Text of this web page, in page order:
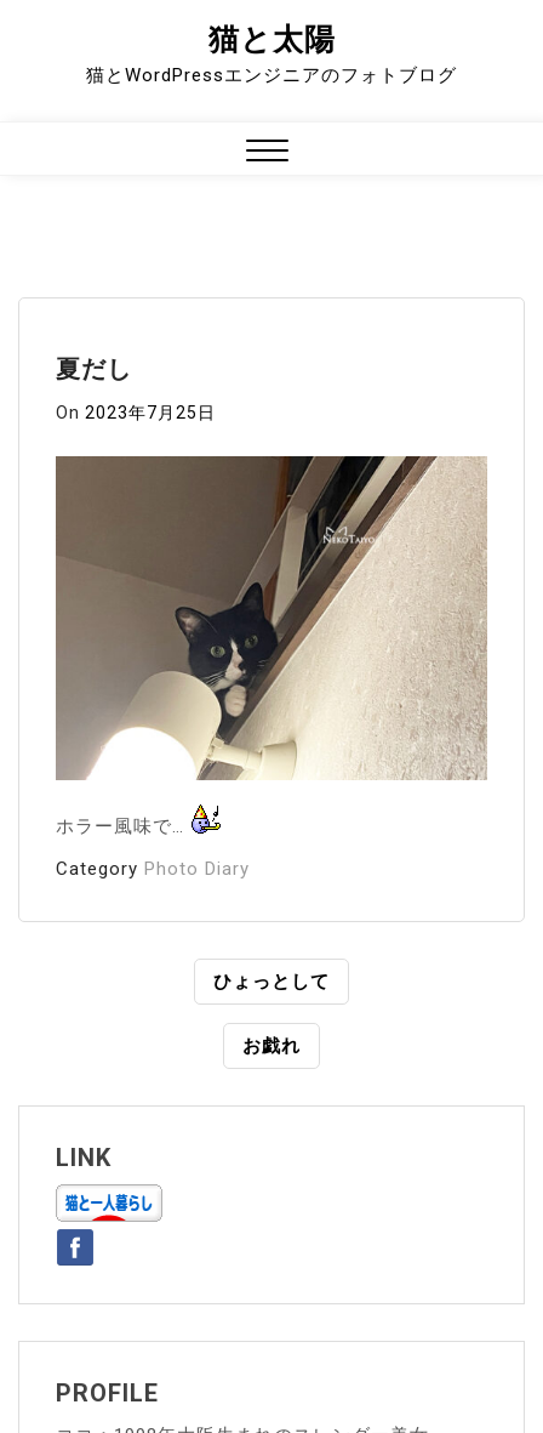
猫と太陽
猫とWordPressエンジニアのフォトブログ
夏だし
On 2023年7月25日
ホラー風味で…
Category Photo Diary
ビ
ゲ
ー
シ
ョ
ン
ひょっとして
お戯れ
LINK
PROFILE